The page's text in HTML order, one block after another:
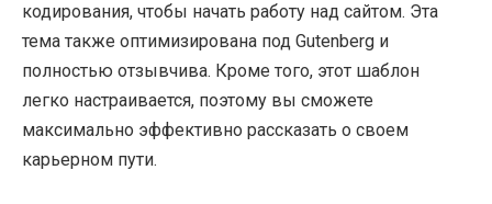
кодирования, чтобы начать работу над сайтом. Эта
тема также оптимизирована под Gutenberg и
полностью отзывчива. Кроме того, этот шаблон
легко настраивается, поэтому вы сможете
максимально эффективно рассказать о своем
карьерном пути.